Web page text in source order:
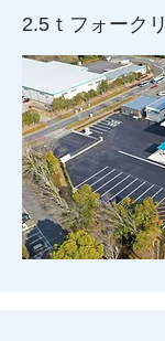
​2.5ｔフォーク